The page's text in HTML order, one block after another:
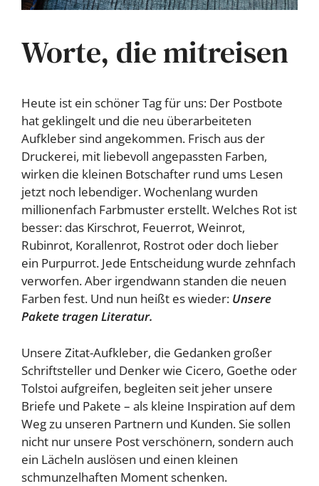
Worte, die mitreisen
Heute ist ein schöner Tag für uns: Der Postbote
hat geklingelt und die neu überarbeiteten
Aufkleber sind angekommen. Frisch aus der
Druckerei, mit liebevoll angepassten Farben,
wirken die kleinen Botschafter rund ums Lesen
jetzt noch lebendiger. Wochenlang wurden
millionenfach Farbmuster erstellt. Welches Rot ist
besser: das Kirschrot, Feuerrot, Weinrot,
Rubinrot, Korallenrot, Rostrot oder doch lieber
ein Purpurrot. Jede Entscheidung wurde zehnfach
verworfen. Aber irgendwann standen die neuen
Farben fest. Und nun heißt es wieder: Unsere
Pakete tragen Literatur.
Unsere Zitat-Aufkleber, die Gedanken großer
Schriftsteller und Denker wie Cicero, Goethe oder
Tolstoi aufgreifen, begleiten seit jeher unsere
Briefe und Pakete – als kleine Inspiration auf dem
Weg zu unseren Partnern und Kunden. Sie sollen
nicht nur unsere Post verschönern, sondern auch
ein Lächeln auslösen und einen kleinen
schmunzelhaften Moment schenken.